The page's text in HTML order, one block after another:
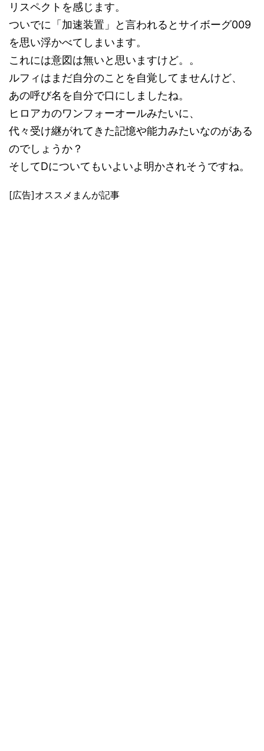
リスペクトを感じます。
ついでに「加速装置」と言われるとサイボーグ009
を思い浮かべてしまいます。
これには意図は無いと思いますけど。。
ルフィはまだ自分のことを自覚してませんけど、
あの呼び名を自分で口にしましたね。
ヒロアカのワンフォーオールみたいに、
代々受け継がれてきた記憶や能力みたいなのがある
のでしょうか？
そしてDについてもいよいよ明かされそうですね。
[広告]オススメまんが記事